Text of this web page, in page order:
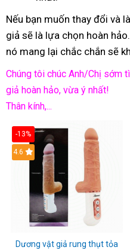
Nếu bạn muốn thay đổi và
giả sẽ là lựa chọn hoàn
nó mang lại chắc chắn sẽ
Chúng tôi chúc Anh/Chị sớm
giả hoàn hảo, vừa ý nhất!
Thân kính,...
-13%
Hot
4.6
Dương vật giả rung thụt tỏa